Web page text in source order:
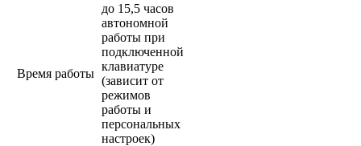
Время работы
до 15,5 часов
автономной
работы при
подключенной
клавиатуре
(зависит от
режимов
работы и
персональных
настроек)